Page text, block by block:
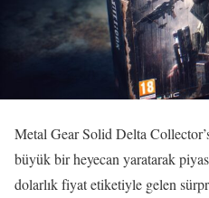
Metal Gear Solid Delta
büyük bir heyecan yaratarak
dolarlık fiyat etiketiyle gelen